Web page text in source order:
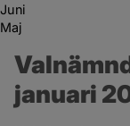
Juni
Maj
januari